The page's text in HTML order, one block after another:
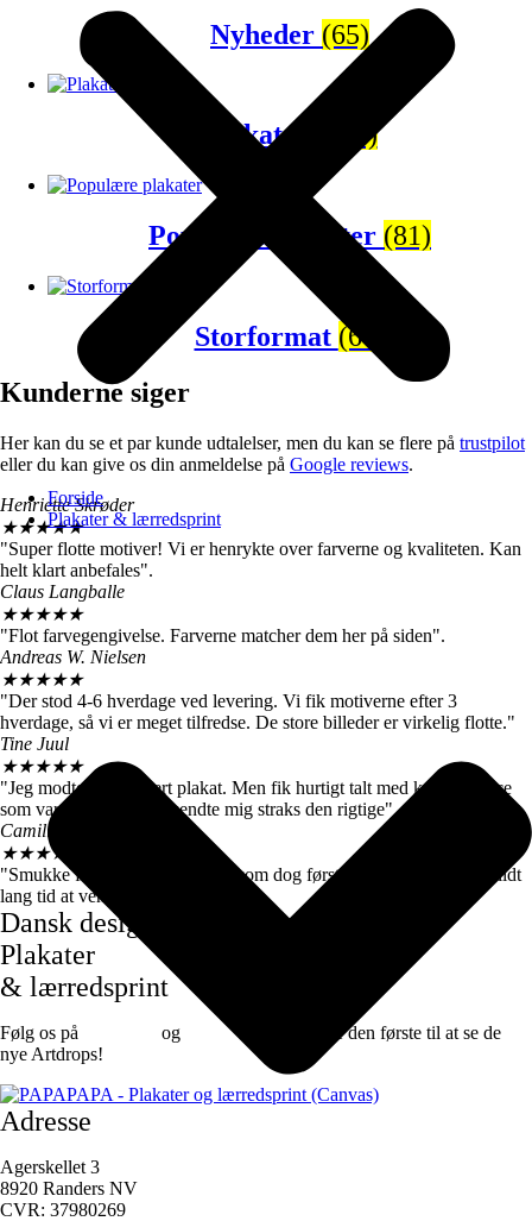
Forside
Plakater & lærredsprint
Nyheder (65)
Plakatsæt (43)
Populære plakater (81)
Storformat (67)
Kunderne siger
Her kan du se et par kunde udtalelser, men du kan se flere på trustpilot
eller du kan give os din anmeldelse på Google reviews.
Henriette Skrøder
★★★★★
"Super flotte motiver! Vi er henrykte over farverne og kvaliteten. Kan
helt klart anbefales".
Claus Langballe
★★★★★
"Flot farvegengivelse. Farverne matcher dem her på siden".
Andreas W. Nielsen
★★★★★
"Der stod 4-6 hverdage ved levering. Vi fik motiverne efter 3
hverdage, så vi er meget tilfredse. De store billeder er virkelig flotte."
Tine Juul
★★★★★
"Jeg modtog en forkert plakat. Men fik hurtigt talt med kundeservice
som var super søde og sendte mig straks den rigtige".
Camilla Høj
★★★★
"Smukke farver og motiver, de kom dog først efter 7 dage, det var lidt
lang tid at vente".
Dansk design
Plakater
& lærredsprint
Følg os på og instagram
for at være den første til at se de
nye Artdrops!
Adresse
Agerskellet 3
8920 Randers NV
CVR: 37980269